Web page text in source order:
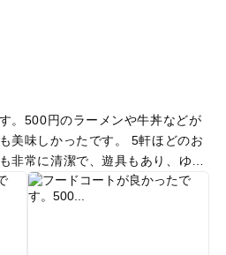
。500円のラーメンや牛丼などが
美味しかったです。 5軒ほどのお
非常に清潔で、遊具もあり、ゆっ